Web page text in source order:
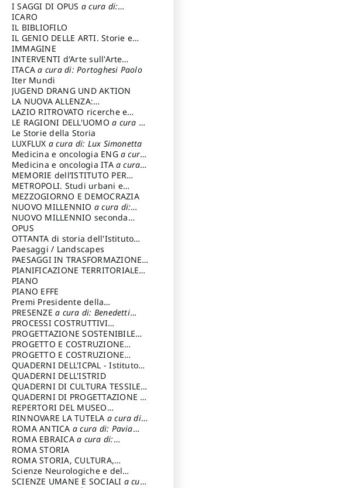
Ippoliti Alessandro
I SAGGI DI OPUS a cura di:
Scalesse Tommaso
ICARO
IL BIBLIOFILO
IL GENIO DELLE ARTI. Storie e
interpretazione
IMMAGINE
INTERVENTI d'Arte sull'Arte
dedicata alla cultura della
conservazione d’arte
Fondazione Paola Droghetti onlus
ITACAa cura di: Portoghesi Paolo
Iter Mundi
JUGEND DRANG UND AKTION
LA NUOVA ALLENZA:
ARCHITETTURA & AMBIENTE
LAZIO RITROVATO ricerche e
restauri
LE RAGIONI DELL'UOMOa cura di:
Lombardi Satriani Luigi
Le Storie della Storia
LUXFLUX a cura di: Lux Simonetta
Medicina e oncologia ENG a cura
di: Lopez Massimo
Medicina e oncologia ITA a cura
di: Lopez Massimo
MEMORIE dell’ISTITUTO PER
STORIA DEL RISORGIMENTO
METROPOLI. Studi urbani e
regionali
MEZZOGIORNO E DEMOCRAZIA
NUOVO MILLENNIO a cura di:
Capaldo Pellegrino
NUOVO MILLENNIO seconda
serie
Francesco
OPUS
OTTANTA di storia dell'Istituto
storia dell’Istitutoa cura di:
Cavalieri Patrizia
Paesaggi / Landscapes
PAESAGGI IN TRASFORMAZIONEa
cura di: Corti Enrico A.
PIANIFICAZIONE TERRITORIALE
URBANISTICA ED AMBIENTALE
cura di: Costa Enrico
PIANO
PIANO EFFE
Premi Presidente della
Repubblica
PRESENZEa cura di: Benedetti
Sandro
PROCESSI COSTRUTTIVI
DELL'ARCHITETTURAa cura di:
Ippoliti Alessandro
PROGETTAZIONE SOSTENIBILE
PARTECIPATA
PROGETTO E COSTRUZIONE
DELL’ARCHITETTURA
PROGETTO E COSTRUZIONE
SOSTENIBILE
QUADERNI DELL'ICPAL - Istituto
centrale per il restauro e la
conservazione del patrimonio
archivistico e librario
QUADERNI DELL'ISTRID
QUADERNI DI CULTURA TESSILEa
cura di: Crispolti Livia
QUADERNI DI PROGETTAZIONE a
cura di: Giura Longo Tommaso
REPERTORI DEL MUSEO
CENTRALE DEL RISORGIMENTOa
cura di: Pizzo Marco
RINNOVARE LA TUTELA a cura di:
Cicalò Enrico
ROMA ANTICA a cura di: Pavia
Carlo
ROMA EBRAICAa cura di:
Procaccia Claudio
ROMA STORIA
ROMA STORIA, CULTURA,
IMMAGINEa cura di: Fagiolo
Marcello
Scienze Neurologiche e del
Comportamento
SCIENZE UMANE E SOCIALI a cura